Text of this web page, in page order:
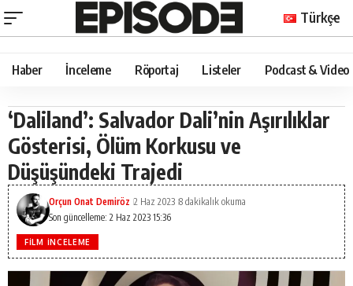
Türkçe
Haber İnceleme Röportaj Listeler Podcast & Video
‘Daliland’: Salvador Dali’nin Aşırılıklar
Gösterisi, Ölüm Korkusu ve
Düşüşündeki Trajedi
Son güncelleme: 2 Haz 2023 15:36
Orçun Onat Demiröz 2 Haz 2023 8 dakikalık okuma
FILM İNCELEME